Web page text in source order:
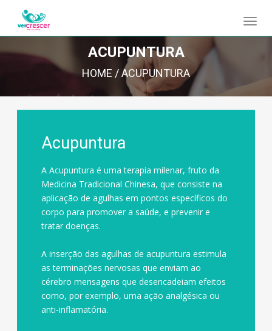
ACUPUNTURA
HOME /ACUPUNTURA
Acupuntura
A Acupuntura é uma terapia milenar, fruto da
Medicina Tradicional Chinesa, que consiste na
aplicação de agulhas em pontos específicos do
corpo para promover a saúde, e prevenir e
tratar doenças.
A inserção das agulhas de acupuntura estimula
as terminações nervosas que enviam ao
cérebro mensagens que desencadeiam efeitos
como, por exemplo, uma ação analgésica ou
anti-inflamatória.